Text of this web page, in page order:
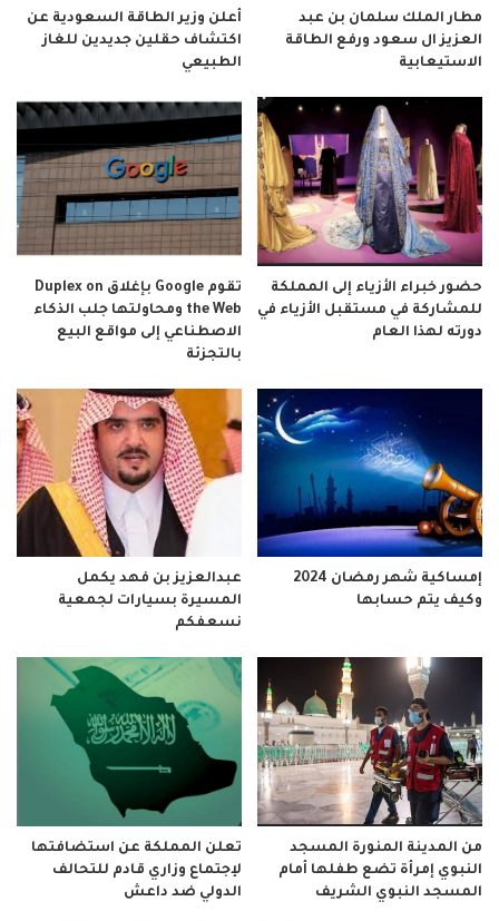
مطار الملك سلمان بن عبد
العزيز ال سعود ورفع الطاقة
الاستيعابية
أعلن وزير الطاقة السعودية عن
اكتشاف حقلين جديدين للغاز
الطبيعي
حضور خبراء الأزياء إلى المملكة
للمشاركة في مستقبل الأزياء في
دورته لهذا العام
تقوم Google بإغلاق Duplex on
the Web ومحاولتها جلب الذكاء
الاصطناعي إلى مواقع البيع
بالتجزئة
إمساكية شهر رمضان 2024
وكيف يتم حسابها
عبدالعزيز بن فهد يكمل
المسيرة بسيارات لجمعية
نسعفكم
من المدينة المنورة المسجد
النبوي إمرأة تضع طفلها أمام
المسجد النبوي الشريف
تعلن المملكة عن استضافتها
لإجتماع وزاري قادم للتحالف
الدولي ضد داعش